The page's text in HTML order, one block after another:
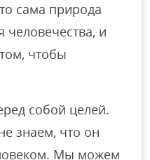
сама природа
человечества, и
чтобы
собой целей.
знаем, что он
Мы можем